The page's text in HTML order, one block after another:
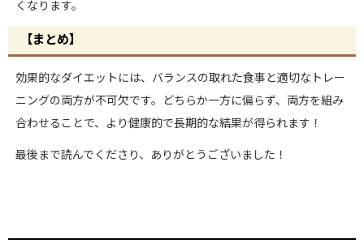
くなります。
【まとめ】
効果的なダイエットには、バランスの取れた食事と適切なトレー
ニングの両方が不可欠です。どちらか一方に偏らず、両方を組み
合わせることで、より健康的で長期的な結果が得られます！
最後まで読んでくださり、ありがとうございました！